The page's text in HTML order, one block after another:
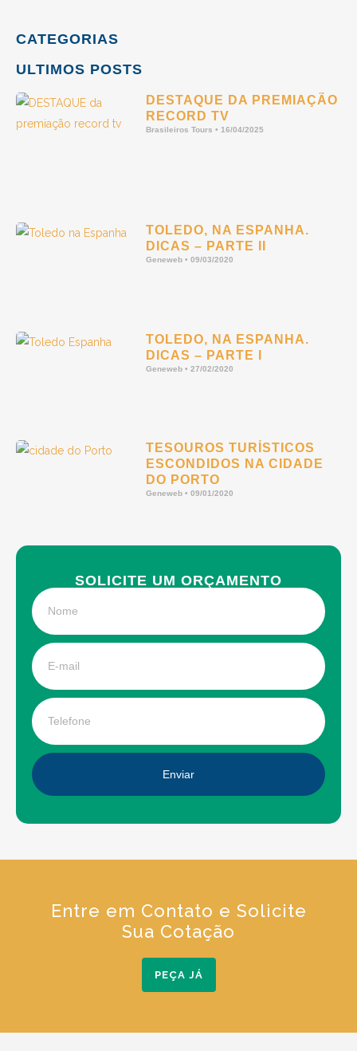
CATEGORIAS
ULTIMOS POSTS
DESTAQUE DA PREMIAÇÃO
RECORD TV
Brasileiros Tours 16/04/2025
TOLEDO, NA ESPANHA.
DICAS – PARTE II
Geneweb 09/03/2020
TOLEDO, NA ESPANHA.
DICAS – PARTE I
Geneweb 27/02/2020
TESOUROS TURÍSTICOS
ESCONDIDOS NA CIDADE
DO PORTO
Geneweb 09/01/2020
SOLICITE UM ORÇAMENTO
Enviar
Entre em Contato e Solicite
Sua Cotação
PEÇA JÁ